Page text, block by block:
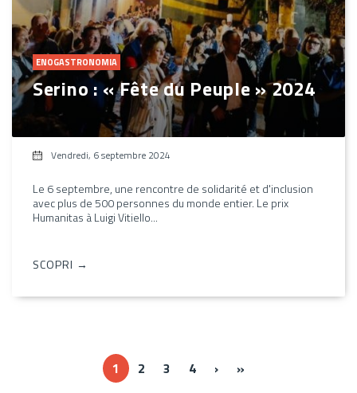
ENOGASTRONOMIA
Serino : « Fête du Peuple » 2024
Vendredi, 6 septembre 2024
Le 6 septembre, une rencontre de solidarité et d'inclusion
avec plus de 500 personnes du monde entier. Le prix
Humanitas à Luigi Vitiello...
SCOPRI →
1 2 3 4 ››› »